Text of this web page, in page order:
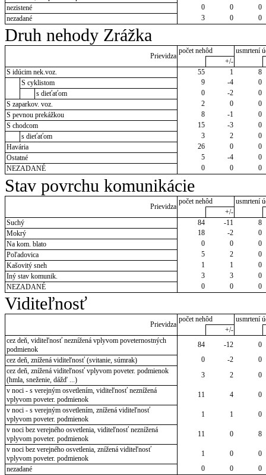
nezistené
0 0
0
nezadané
3 0 0
Druh nehody Zrážka
Prievidza
počet nehôd
usmrtení
+/-
S idúcim nek.voz.
55 1
8
S cyklistom
9 -4
0
s dieťaťom
0 -2
0
S zaparkov. voz.
2 0
0
S pevnou prekážkou
8 -1
0
S chodcom
15 -3
0
s dieťaťom
3 2
0
Havária
26 0
0
Ostatné
5 -4
0
NEZADANÉ
0 0 0
Stav povrchu komunikácie
Prievidza
počet nehôd
usmrtení
+/-
Suchý
84 -11
8
Mokrý
18 -2
0
Na kom. blato
0 0
0
Poľadovica
5 2
0
Kašovitý sneh
1 1
0
Iný stav komunik.
3 3
0
NEZADANÉ
0 0 0
Viditeľnosť
Prievidza
počet nehôd
usmrtení
+/-
cez deň, viditeľnosť neznížená vplyvom poveternostných
podmienok
84 -12
0
cez deň, znížená viditeľnosť (svitanie, súmrak)
0 -2
0
cez deň, znížená viditeľnosť vplyvom poveter. podmienok
(hmla, sneženie, dážď ...)
3 2
0
v noci - s verejným osvetlením, viditeľnosť neznížená
vplyvom poveter. podmienok
11 4
0
v noci - s verejným osvetlením, znížená viditeľnosť
vplyvom poveter. podmienok
1 1
0
v noci bez verejného osvetlenia, viditeľnosť neznížená
vplyvom poveter. podmienok
11 0
8
v noci bez verejného osvetlenia, znížená viditeľnosť
vplyvom poveter. podmienok
1 0
0
nezadané
0 0 0